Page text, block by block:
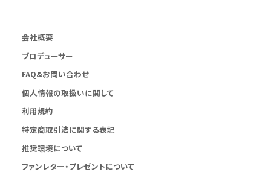
会社概要
プロデューサー
FAQ&お問い合わせ
個人情報の取扱いに関して
利用規約
特定商取引法に関する表記
推奨環境について
ファンレター・プレゼントについて